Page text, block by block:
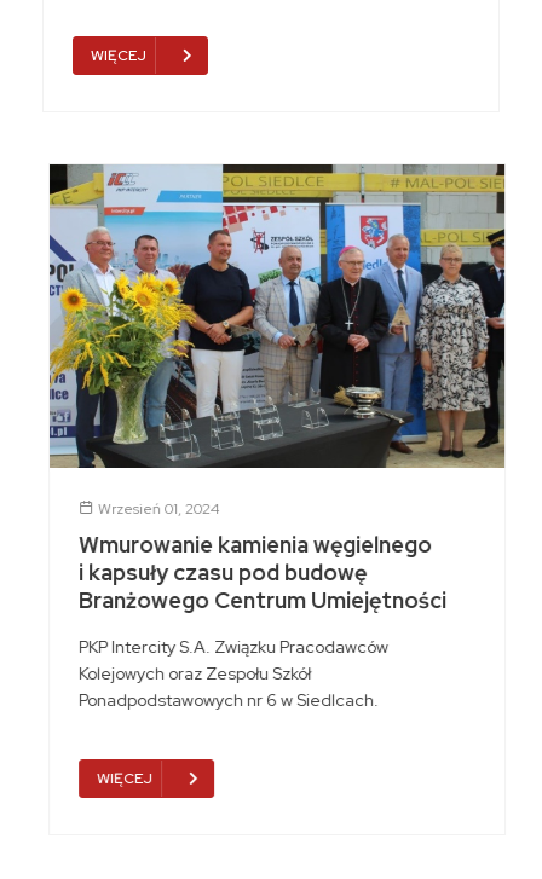
WIĘCEJ
Wrzesień 01, 2024
Wmurowanie kamienia węgielnego
i kapsuły czasu pod budowę
Branżowego Centrum Umiejętności
PKP Intercity S.A. Związku Pracodawców
Kolejowych oraz Zespołu Szkół
Ponadpodstawowych nr 6 w Siedlcach.
WIĘCEJ